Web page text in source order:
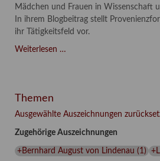
Mädchen und Frauen in Wissenschaft
In ihrem Blogbeitrag stellt
ihr Tätigkeitsfeld vor.
Weiterlesen …
im
des
Lindenau-
Themen
Ausgewählte Auszeichnungen
Zugehörige Auszeichnungen
+Bernhard August von Lindenau (1 )